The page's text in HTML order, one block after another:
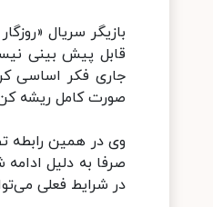
بازیگر سریال
قابل پیش بینی
جاری فکر اساسی
صورت کامل ریشه کن
وی در همین رابطه
صرفا به دلیل
در شرایط فعلی